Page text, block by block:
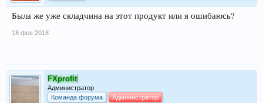
Была же уже складчина на этот продукт или я ошибаюсь?
18 фев 2018
FXprofit
Администратор
Команда форума
Администратор